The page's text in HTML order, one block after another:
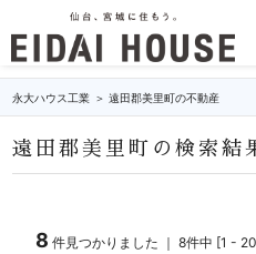
永大ハウス工業 遠田郡美里町の不動産
遠田郡美里町の検索結
8 件見つかりました ｜ 8件中 [1 -